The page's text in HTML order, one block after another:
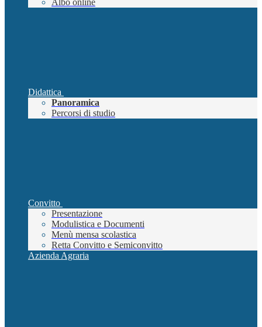
Albo online
Didattica
Panoramica
Percorsi di studio
Convitto
Presentazione
Modulistica e Documenti
Menù mensa scolastica
Retta Convitto e Semiconvitto
Azienda Agraria